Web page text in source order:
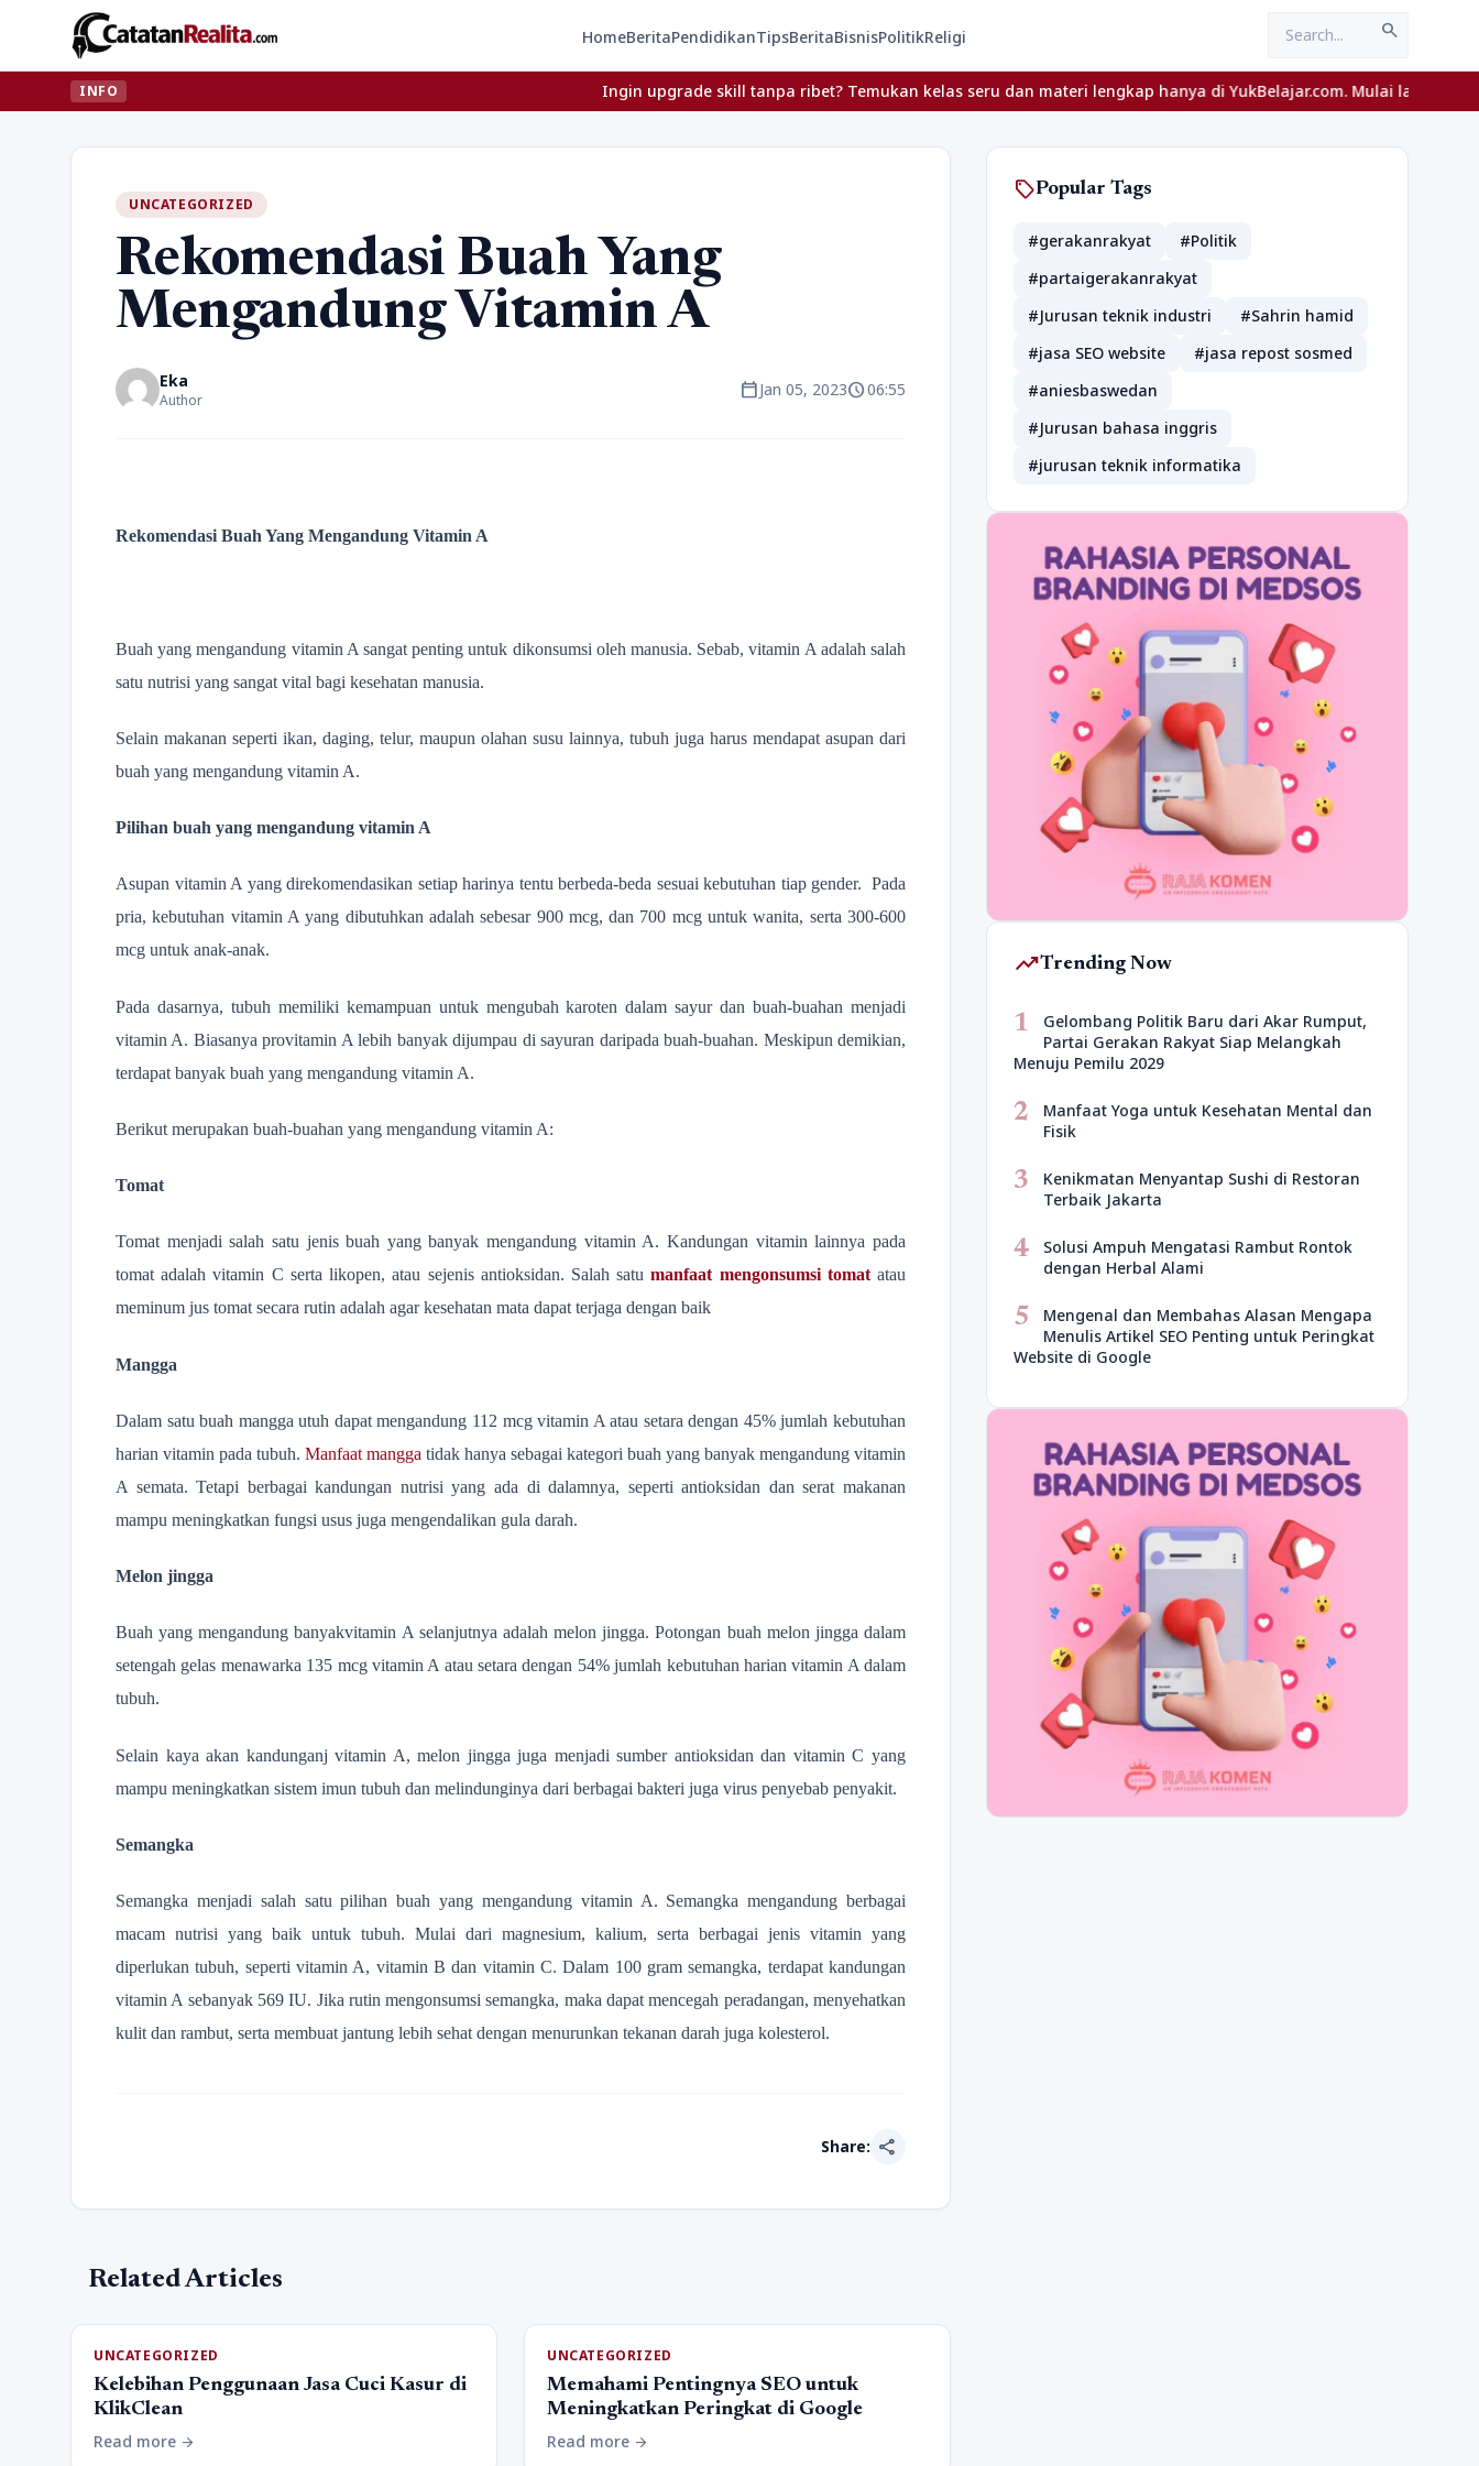
HomeBeritaPendidikanTipsBeritaBisnisPolitikReligi search
INFO Ingin upgrade skill tanpa ribet? Temukan kelas seru dan materi lengkap hanya di YukBelajar.com. Mulai langkah
UNCATEGORIZED
Rekomendasi Buah Yang
Mengandung Vitamin A
Eka
Author calendar_todayJan 05, 2023schedule06:55
Rekomendasi Buah Yang Mengandung Vitamin A
Buah yang mengandung vitamin A sangat penting untuk dikonsumsi oleh manusia. Sebab, vitamin A adalah salah
satu nutrisi yang sangat vital bagi kesehatan manusia.
Selain makanan seperti ikan, daging, telur, maupun olahan susu lainnya, tubuh juga harus mendapat asupan dari
buah yang mengandung vitamin A.
Pilihan buah yang mengandung vitamin A
Asupan vitamin A yang direkomendasikan setiap harinya tentu berbeda-beda sesuai kebutuhan tiap gender. Pada
pria, kebutuhan vitamin A yang dibutuhkan adalah sebesar 900 mcg, dan 700 mcg untuk wanita, serta 300-600
mcg untuk anak-anak.
Pada dasarnya, tubuh memiliki kemampuan untuk mengubah karoten dalam sayur dan buah-buahan menjadi
vitamin A. Biasanya provitamin A lebih banyak dijumpau di sayuran daripada buah-buahan. Meskipun demikian,
terdapat banyak buah yang mengandung vitamin A.
Berikut merupakan buah-buahan yang mengandung vitamin A:
Tomat
Tomat menjadi salah satu jenis buah yang banyak mengandung vitamin A. Kandungan vitamin lainnya pada
tomat adalah vitamin C serta likopen, atau sejenis antioksidan. Salah satu manfaat mengonsumsi tomatatau
meminum jus tomat secara rutin adalah agar kesehatan mata dapat terjaga dengan baik
Mangga
Dalam satu buah mangga utuh dapat mengandung 112 mcg vitamin A atau setara dengan 45% jumlah kebutuhan
harian vitamin pada tubuh. Manfaat mangga tidak hanya sebagai kategori buah yang banyak mengandung vitamin
A semata. Tetapi berbagai kandungan nutrisi yang ada di dalamnya, seperti antioksidan dan serat makanan
mampu meningkatkan fungsi usus juga mengendalikan gula darah.
Melon jingga
Buah yang mengandung banyakvitamin A selanjutnya adalah melon jingga. Potongan buah melon jingga dalam
setengah gelas menawarka 135 mcg vitamin A atau setara dengan 54% jumlah kebutuhan harian vitamin A dalam
tubuh.
Selain kaya akan kandunganj vitamin A, melon jingga juga menjadi sumber antioksidan dan vitamin C yang
mampu meningkatkan sistem imun tubuh dan melindunginya dari berbagai bakteri juga virus penyebab penyakit.
Semangka
Semangka menjadi salah satu pilihan buah yang mengandung vitamin A. Semangka mengandung berbagai
macam nutrisi yang baik untuk tubuh. Mulai dari magnesium, kalium, serta berbagai jenis vitamin yang
diperlukan tubuh, seperti vitamin A, vitamin B dan vitamin C. Dalam 100 gram semangka, terdapat kandungan
vitamin A sebanyak 569 IU. Jika rutin mengonsumsi semangka, maka dapat mencegah peradangan, menyehatkan
kulit dan rambut, serta membuat jantung lebih sehat dengan menurunkan tekanan darah juga kolesterol.
Share: share
Related Articles
UNCATEGORIZED
Kelebihan Penggunaan Jasa Cuci Kasur di
KlikClean
Read more arrow_forward
UNCATEGORIZED
Memahami Pentingnya SEO untuk
Meningkatkan Peringkat di Google
Read more arrow_forward
sellPopular Tags
#gerakanrakyat
#Politik
#partaigerakanrakyat
#Jurusan teknik industri
#Sahrin hamid
#jasa SEO website
#jasa repost sosmed
#aniesbaswedan
#Jurusan bahasa inggris
#jurusan teknik informatika
trending_upTrending Now
1
Gelombang Politik Baru dari Akar Rumput,
Partai Gerakan Rakyat Siap Melangkah
Menuju Pemilu 2029
2
Manfaat Yoga untuk Kesehatan Mental dan
Fisik
3
Kenikmatan Menyantap Sushi di Restoran
Terbaik Jakarta
4
Solusi Ampuh Mengatasi Rambut Rontok
dengan Herbal Alami
5
Mengenal dan Membahas Alasan Mengapa
Menulis Artikel SEO Penting untuk Peringkat
Website di Google